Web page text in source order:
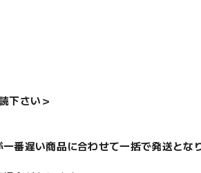
下さい＞
番遅い商品に合わせて一括で発送とな